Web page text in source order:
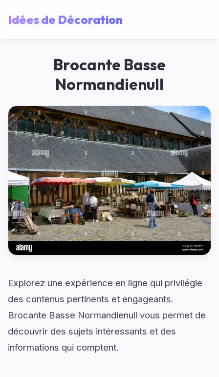
Idées de Décoration
Brocante Basse
Normandienull
Explorez une expérience en ligne qui privilégie
des contenus pertinents et engageants.
Brocante Basse Normandienull vous permet de
découvrir des sujets intéressants et des
informations qui comptent.